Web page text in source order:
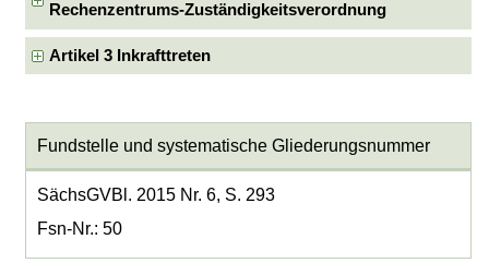
Rechenzentrums-Zuständigkeitsverordnung
Artikel 3 Inkrafttreten
Fundstelle und systematische Gliederungsnummer
SächsGVBl. 2015 Nr. 6, S. 293
Fsn-Nr.: 50